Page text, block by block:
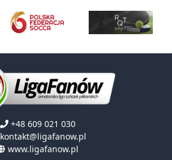
+48 609 021 030
kontakt@ligafanow.pl
www.ligafanow.pl